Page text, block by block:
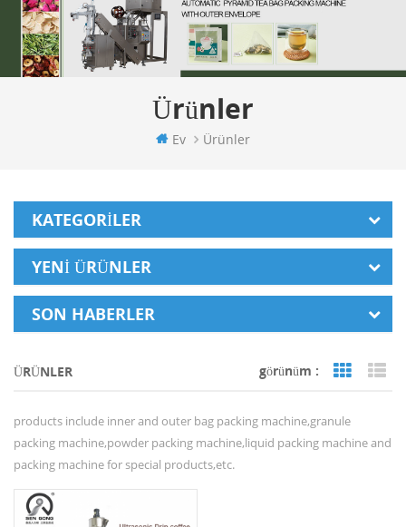
Ürünler
Ev Ürünler
KATEGORILER
YENI ÜRÜNLER
SON HABERLER
ÜRÜNLER görünüm : Grid
products include inner and outer bag packing machine,granule
packing machine,powder packing machine,liquid packing machine and
packing machine for special products,etc.